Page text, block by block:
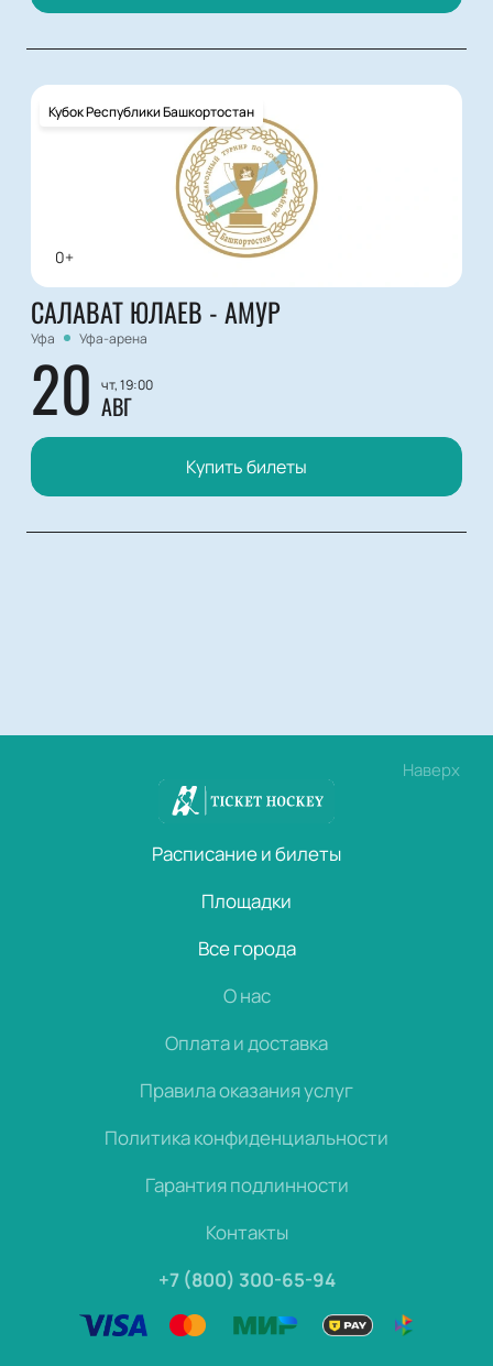
0+
Кубок Республики Башкортостан
САЛАВАТ ЮЛАЕВ - АМУР
Уфа Уфа-арена
20 чт, 19:00
АВГ
Купить билеты
Наверх
Расписание и билеты
Площадки
Все города
О нас
Оплата и доставка
Правила оказания услуг
Политика конфиденциальности
Гарантия подлинности
Контакты
+7 (800) 300-65-94